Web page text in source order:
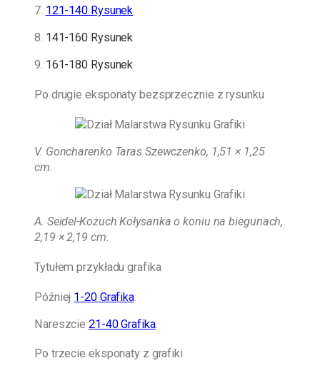
7. 121-140 Rysunek
8. 141-160 Rysunek
9. 161-180 Rysunek
Po drugie eksponaty bezsprzecznie z rysunku
V. Goncharenko Taras Szewczenko, 1,51 × 1,25
cm.
A. Seidel-Kożuch Kołysanka o koniu na biegunach,
2,19 × 2,19 cm.
Tytułem przykładu grafika
Później 1-20 Grafika
Nareszcie21-40 Grafika.
Po trzecie eksponaty z grafiki